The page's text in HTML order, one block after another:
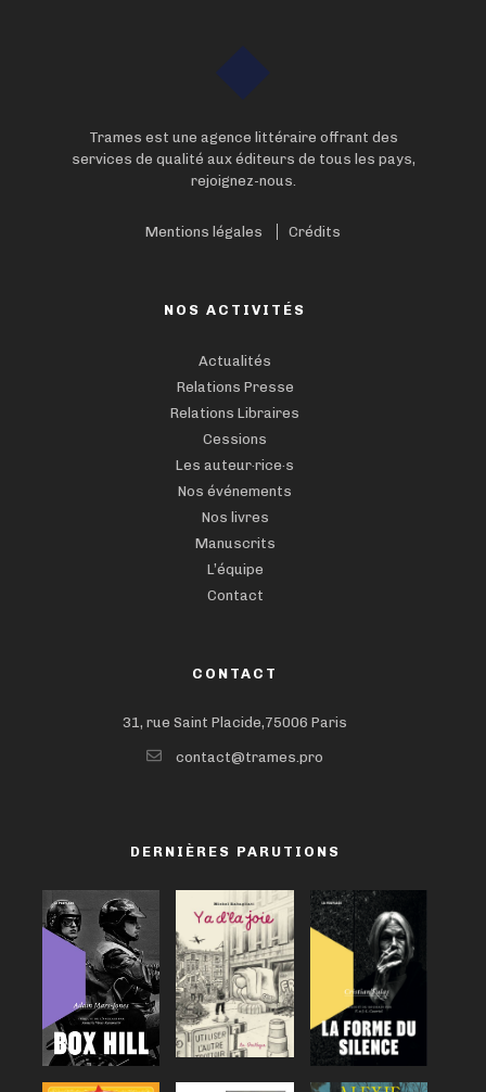
Trames est une agence littéraire offrant des
services de qualité aux éditeurs de tous les pays,
rejoignez-nous.
Mentions légales Crédits
NOS ACTIVITÉS
Actualités
Relations Presse
Relations Libraires
Cessions
Les auteur·rice·s
Nos événements
Nos livres
Manuscrits
L’équipe
Contact
CONTACT
31, rue Saint Placide,75006 Paris
contact@trames.pro
DERNIÈRES PARUTIONS